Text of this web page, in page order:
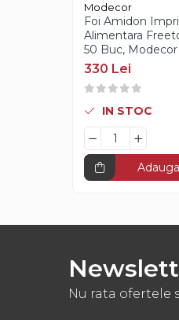
Glazura Oglinda
Paste Aromatizante
Pasta de Fistic
Paste Inghetata cu Lapte
Creme Tartinabile
Creme de Fructe
Gelaterie
Pasta de Fistic
Pasta de Vanilie
Modecor
Foi Amidon
Alimentara
50 Buc, Modecor
330 Lei
IN STOC
Nu rata ofertele